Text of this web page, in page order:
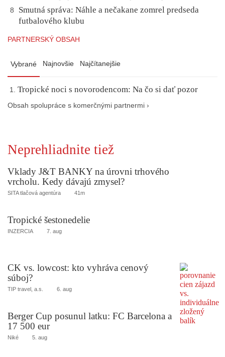
8
Smutná správa: Náhle a nečakane zomrel predseda
futbalového klubu
PARTNERSKÝ OBSAH
Vybrané Najnovšie Najčítanejšie
Tropické noci s novorodencom: Na čo si dať pozor
Obsah spolupráce s komerčnými partnermi ›
Neprehliadnite tiež
Vklady J&T BANKY na úrovni trhového
vrcholu. Kedy dávajú zmysel?
SITA tlačová agentúra 41m
Tropické šestonedelie
INZERCIA 7. aug
CK vs. lowcost: kto vyhráva cenový
súboj?
TIP travel, a.s. 6. aug
Berger Cup posunul latku: FC Barcelona a
17 500 eur
Niké 5. aug